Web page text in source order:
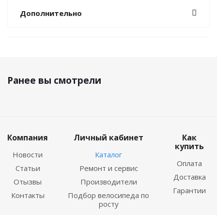
Дополнительно
Ранее вы смотрели
Компания
Новости
Статьи
Отызвы
Контакты
Личный кабинет
Каталог
Ремонт и сервис
Производители
Подбор велосипеда по
росту
Как
купить
Оплата
Доставка
Гарантии